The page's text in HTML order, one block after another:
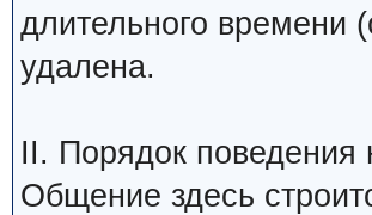
длительного времени
удалена.
II. Порядок
Общение здесь